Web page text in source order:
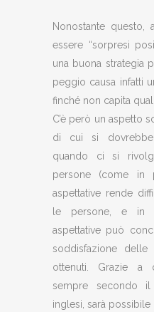
Nonostante
essere “sorpresi
una buona strategia
peggio causa infatti
finché non capita
C’è però un aspetto
di cui si
quando ci si
persone (come in
aspettative rende
le persone, e in
aspettative può
soddisfazione
ottenuti. Grazie a
sempre secondo
inglesi, sarà